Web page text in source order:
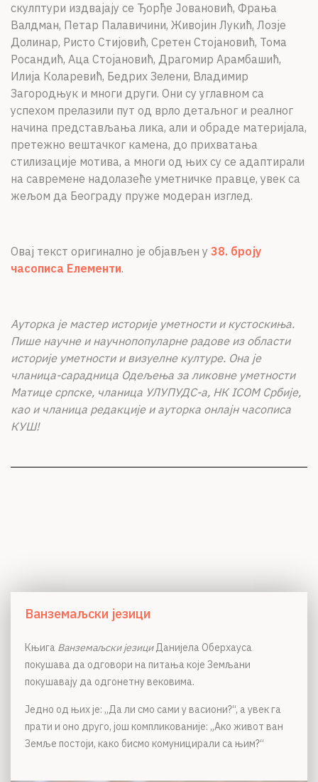
скулптури издвајају се Ђорђе Јовановић, Фрања
Валдман, Петар Палавичини, Живојин Лукић, Лозје
Долинар, Ристо Стијовић, Сретен Стојановић, Тома
Росандић, Аца Стојановић, Драгомир Арамбашић,
Илија Коларевић, Бедрих Зелени, Владимир
Загородњук и многи други. Они су углавном са
успехом прелазили пут од врло детаљног и реалног
начина представљања лика, али и обраде материјала,
претежно вештачког камена, до прихватања
стилизације мотива, а многи од њих су се адаптирали
на савремене надолазеће уметничке правце, увек са
жељом да Београду пруже модеран изглед.
Овај текст оригинално је објављен у 38. броју
часописа Елементи.
Ауторка је мастер историје уметности и кустоскиња.
Пише научне и научнопопуларне радове из области
историје уметности и визуелне културе. Она је
чланица-сарадница Одељења за ликовне уметности
Матице српске, чланица УЛУПУДС-а, НК ICOM Србије,
као и чланица редакције и ауторка онлајн часописа
КУШ!
Ванземаљски језици
Књига Ванземаљски језициДанијела Оберхауса
покушава да одговори на питања које Земљани
покушавају да одгонетну вековима.
Једно од њих је: „Да ли смо сами у васиони?“, а увек га
прати и оно друго, још компликованије: „Ако живот ван
Земље постоји, како бисмо комуницирали са њим?“